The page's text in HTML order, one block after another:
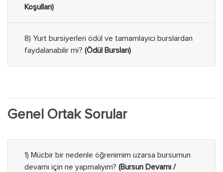
Koşulları)
8) Yurt bursiyerleri ödül ve tamamlayıcı burslardan
faydalanabilir mi? (Ödül Bursları)
Genel Ortak Sorular
1) Mücbir bir nedenle öğrenimim uzarsa bursumun
devamı için ne yapmalıyım? (Bursun Devamı /